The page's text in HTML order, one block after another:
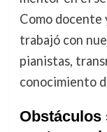
Como docente
trabajó con
pianistas,
conocimiento